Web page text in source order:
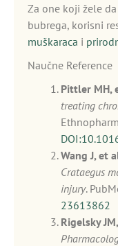
Za one koji žele
bubrega, korisni
muškaraca i
Naučne Reference
Pittler MH,
treating
Wang J, et
Crataegus
injury.
23613862
Rigelsky